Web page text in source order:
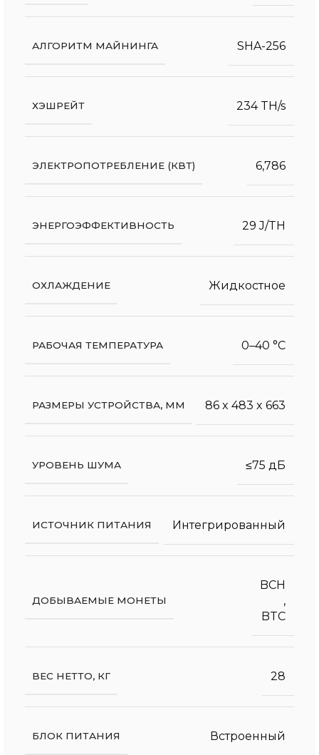
АЛГОРИТМ МАЙНИНГА SHA-256
ХЭШРЕЙТ 234 TH/s
ЭЛЕКТРОПОТРЕБЛЕНИЕ (КВТ) 6,786
ЭНЕРГОЭФФЕКТИВНОСТЬ 29 J/TH
ОХЛАЖДЕНИЕ Жидкостное
РАБОЧАЯ ТЕМПЕРАТУРА 0–40 °C
РАЗМЕРЫ УСТРОЙСТВА, ММ 86 x 483 x 663
УРОВЕНЬ ШУМА ≤75 дБ
ИСТОЧНИК ПИТАНИЯ Интегрированный
ДОБЫВАЕМЫЕ МОНЕТЫ
BCH
,
BTC
ВЕС НЕТТО, КГ 28
БЛОК ПИТАНИЯ Встроенный